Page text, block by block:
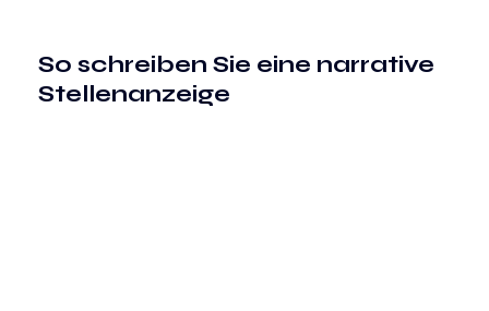
So schreiben Sie eine narrative
Stellenanzeige